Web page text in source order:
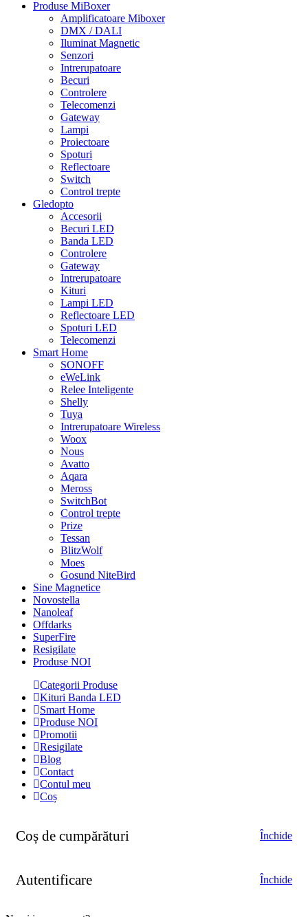
Produse MiBoxer
Amplificatoare Miboxer
DMX / DALI
Iluminat Magnetic
Senzori
Intrerupatoare
Becuri
Controlere
Telecomenzi
Gateway
Lampi
Proiectoare
Spoturi
Reflectoare
Switch
Control trepte
Gledopto
Accesorii
Becuri LED
Banda LED
Controlere
Gateway
Intrerupatoare
Kituri
Lampi LED
Reflectoare LED
Spoturi LED
Telecomenzi
Smart Home
SONOFF
eWeLink
Relee Inteligente
Shelly
Tuya
Intrerupatoare Wireless
Woox
Nous
Avatto
Aqara
Meross
SwitchBot
Control trepte
Prize
Tessan
BlitzWolf
Moes
Gosund NiteBird
Sine Magnetice
Novostella
Nanoleaf
Offdarks
SuperFire
Resigilate
Produse NOI
Categorii Produse
Kituri Banda LED
Smart Home
Produse NOI
Promotii
Resigilate
Blog
Contact
Contul meu
Coș
Coș de cumpărături Închide
Autentificare Închide